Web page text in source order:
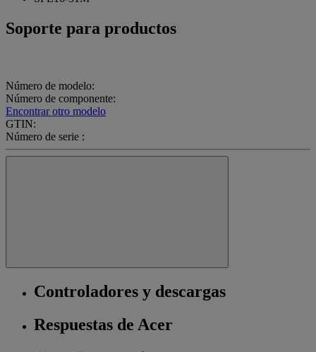
Soporte para productos
Número de modelo:
Número de componente:
Encontrar otro modelo
GTIN:
Número de serie :
Controladores y descargas
Respuestas de Acer